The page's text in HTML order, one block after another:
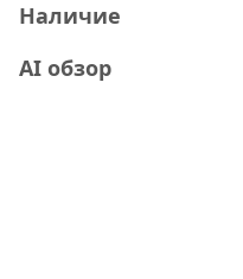
Наличие
AI обзор